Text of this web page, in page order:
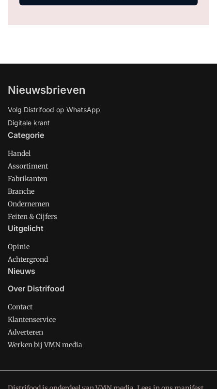
Nieuwsbrieven
Volg Distrifood op WhatsApp
Digitale krant
Categorie
Handel
Assortiment
Fabrikanten
Branche
Ondernemen
Feiten & Cijfers
Uitgelicht
Opinie
Achtergrond
Nieuws
Over Distrifood
Contact
Klantenservice
Adverteren
Werken bij VMN media